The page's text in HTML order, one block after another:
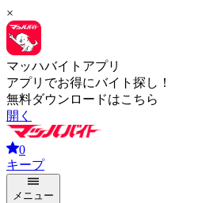
×
マッハバイトアプリ
アプリでお得にバイト探し！
無料ダウンロードはこちら
開く
0
キープ
メニュー